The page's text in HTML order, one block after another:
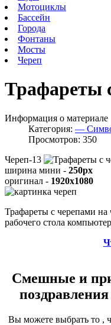
Мотоциклы
Бассейн
Города
Фонтаны
Мосты
Череп
Трафареты
Информация о материале
Категория: —
Просмотров: 350
Череп-13
ширина мини - 250px
оригинал - 1920x1080
Трафареты с черепами
рабочего стола
Смешные и
Вы можете выбрать то ,